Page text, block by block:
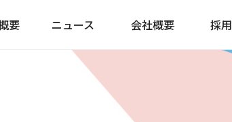
要 ニュース 会社概要 採